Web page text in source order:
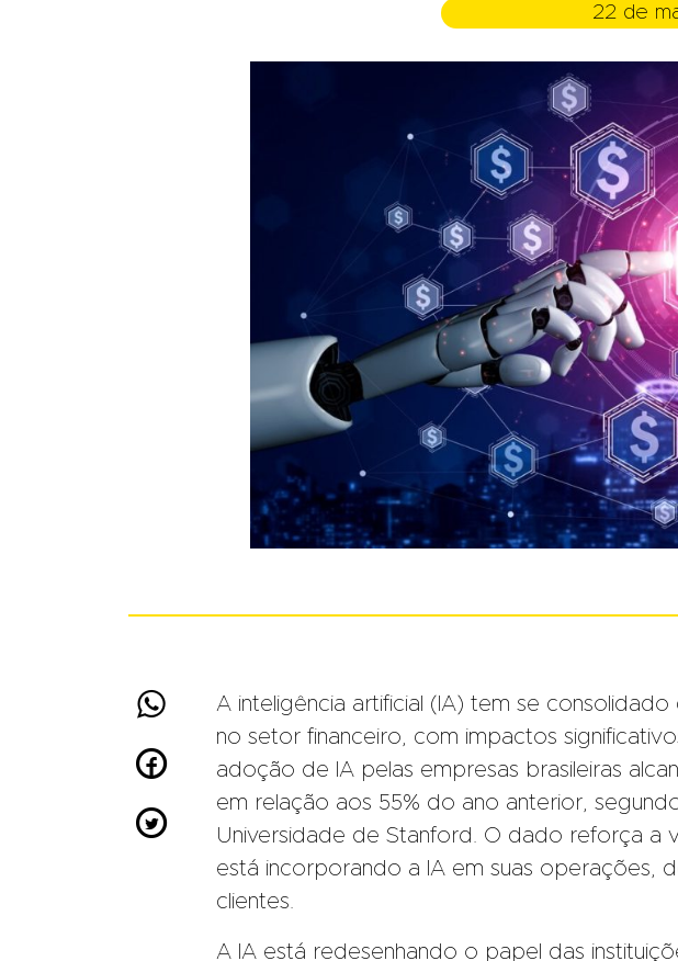
22 de



A inteligência artificial (IA) tem se
no setor financeiro, com impactos
adoção de IA pelas empresas brasileiras
em relação aos 55% do ano anterior,
Universidade de Stanford. O dado reforça a
está incorporando a IA em suas operações,
clientes.
A IA está redesenhando o papel das